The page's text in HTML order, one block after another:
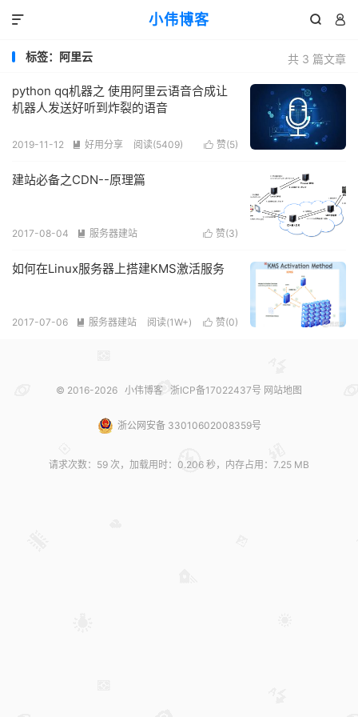
小伟博客  

共 3 篇文章
标签：阿里云
python qq机器之 使用阿里云语音合成让
机器人发送好听到炸裂的语音
 赞(5)
2019-11-12  好用分享 阅读(5409)
建站必备之CDN--原理篇
 赞(3)
2017-08-04  服务器建站
如何在Linux服务器上搭建KMS激活服务
 赞(0)
2017-07-06  服务器建站 阅读(1W+)
© 2016-2026 小伟博客 浙ICP备17022437号 网站地图
浙公网安备 33010602008359号
请求次数：59 次，加载用时：0.206 秒，内存占用：7.25 MB